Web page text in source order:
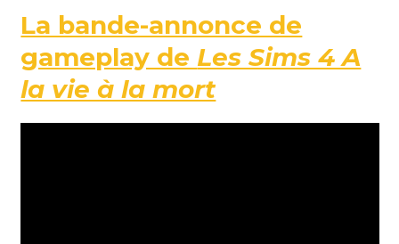
La bande-annonce de
gameplay de Les Sims 4 A
la vie à la mort